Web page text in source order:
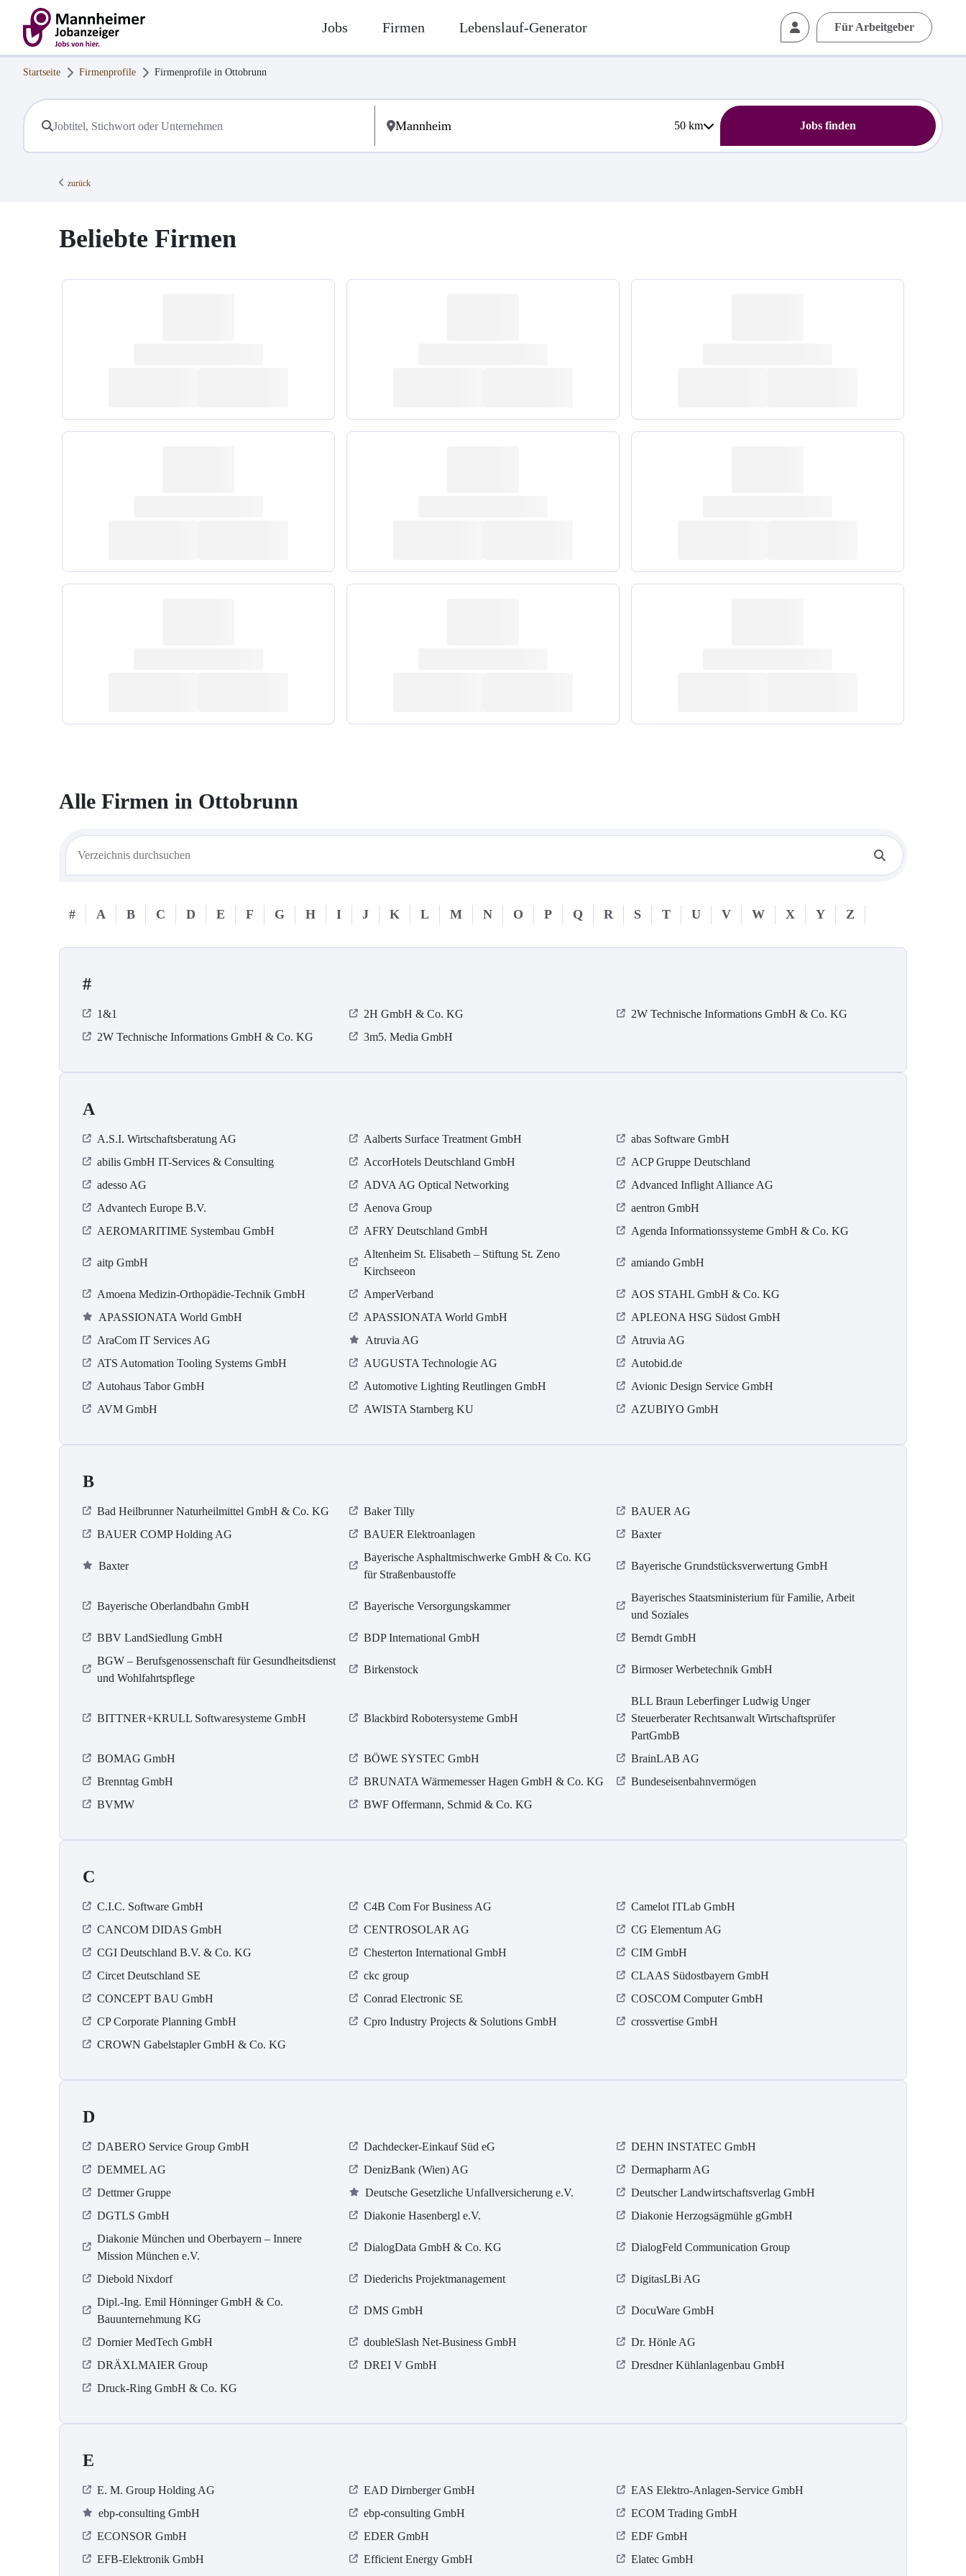
Jobs Firmen Lebenslauf-Generator Für Arbeitgeber
Startseite Firmenprofile Firmenprofile in Ottobrunn
50km Jobs finden
zurück
Beliebte Firmen
Alle Firmen in Ottobrunn
# A B C D E F G H I J K L M N O P Q R S T U V W X Y Z
#
1&1 2H GmbH & Co. KG
2W Technische Informations GmbH & Co. KG
2W Technische Informations GmbH & Co. KG
3m5. Media GmbH
A
A.S.I. Wirtschaftsberatung AG Aalberts Surface Treatment GmbH
abas Software GmbH
abilis GmbH IT-Services & Consulting
AccorHotels Deutschland GmbH
ACP Gruppe Deutschland
adesso AG
ADVA AG Optical Networking
Advanced Inflight Alliance AG
Advantech Europe B.V.
Aenova Group
aentron GmbH
AEROMARITIME Systembau GmbH
AFRY Deutschland GmbH Agenda Informationssysteme GmbH & Co. KG
aitp GmbH
Altenheim St. Elisabeth – Stiftung St. Zeno
Kirchseeon
amiando GmbH
Amoena Medizin-Orthopädie-Technik GmbH AmperVerband
AOS STAHL GmbH & Co. KG
APASSIONATA World GmbH
APASSIONATA World GmbH
APLEONA HSG Südost GmbH
AraCom IT Services AG
Atruvia AG
Atruvia AG
ATS Automation Tooling Systems GmbH
AUGUSTA Technologie AG
Autobid.de
Autohaus Tabor GmbH
Automotive Lighting Reutlingen GmbH
Avionic Design Service GmbH
AVM GmbH
AWISTA Starnberg KU AZUBIYO GmbH
B
Bad Heilbrunner Naturheilmittel GmbH & Co. KG Baker Tilly
BAUER AG
BAUER COMP Holding AG
BAUER Elektroanlagen Baxter
Baxter
Bayerische Asphaltmischwerke GmbH & Co. KG
für Straßenbaustoffe
Bayerische Grundstücksverwertung GmbH
Bayerische Oberlandbahn GmbH Bayerische Versorgungskammer
Bayerisches Staatsministerium für Familie, Arbeit
und Soziales
BBV LandSiedlung GmbH
BDP International GmbH
Berndt GmbH
BGW – Berufsgenossenschaft für Gesundheitsdienst
und Wohlfahrtspflege
Birkenstock Birmoser Werbetechnik GmbH
BITTNER+KRULL Softwaresysteme GmbH Blackbird Robotersysteme GmbH
BLL Braun Leberfinger Ludwig Unger
Steuerberater Rechtsanwalt Wirtschaftsprüfer
PartGmbB
BOMAG GmbH
BÖWE SYSTEC GmbH
BrainLAB AG
Brenntag GmbH
BRUNATA Wärmemesser Hagen GmbH & Co. KG
Bundeseisenbahnvermögen
BVMW
BWF Offermann, Schmid & Co. KG
C
C.I.C. Software GmbH C4B Com For Business AG
Camelot ITLab GmbH
CANCOM DIDAS GmbH
CENTROSOLAR AG
CG Elementum AG
CGI Deutschland B.V. & Co. KG
Chesterton International GmbH
CIM GmbH
Circet Deutschland SE
ckc group
CLAAS Südostbayern GmbH
CONCEPT BAU GmbH
Conrad Electronic SE
COSCOM Computer GmbH
CP Corporate Planning GmbH
Cpro Industry Projects & Solutions GmbH
crossvertise GmbH
CROWN Gabelstapler GmbH & Co. KG
D
DABERO Service Group GmbH Dachdecker-Einkauf Süd eG
DEHN INSTATEC GmbH
DEMMEL AG
DenizBank (Wien) AG
Dermapharm AG
Dettmer Gruppe
Deutsche Gesetzliche Unfallversicherung e.V.
Deutscher Landwirtschaftsverlag GmbH
DGTLS GmbH
Diakonie Hasenbergl e.V.
Diakonie Herzogsägmühle gGmbH
Diakonie München und Oberbayern – Innere
Mission München e.V.
DialogData GmbH & Co. KG DialogFeld Communication Group
Diebold Nixdorf Diederichs Projektmanagement
DigitasLBi AG
Dipl.-Ing. Emil Hönninger GmbH & Co.
Bauunternehmung KG
DMS GmbH DocuWare GmbH
Dornier MedTech GmbH doubleSlash Net-Business GmbH
Dr. Hönle AG
DRÄXLMAIER Group
DREI V GmbH
Dresdner Kühlanlagenbau GmbH
Druck-Ring GmbH & Co. KG
E
E. M. Group Holding AG EAD Dirnberger GmbH
EAS Elektro-Anlagen-Service GmbH
ebp-consulting GmbH
ebp-consulting GmbH
ECOM Trading GmbH
ECONSOR GmbH
EDER GmbH
EDF GmbH
EFB-Elektronik GmbH
Efficient Energy GmbH Elatec GmbH